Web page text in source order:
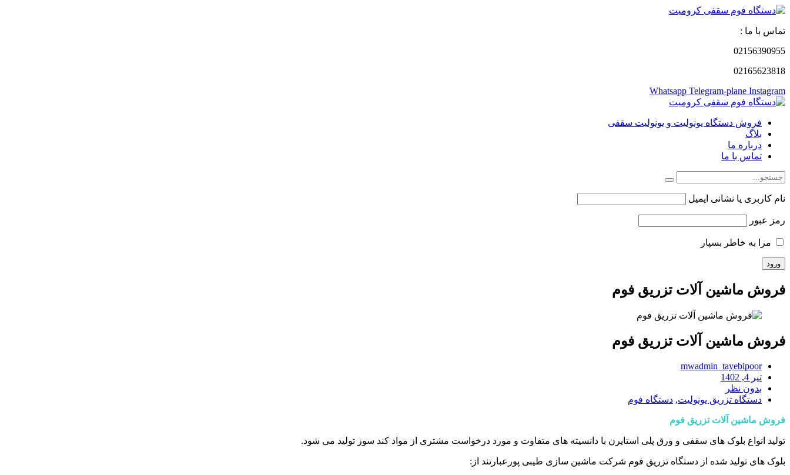
تماس با ما :
02156390955
02165623818
Whatsapp Telegram-plane Instagram
فروش دستگاه یونولیت و یونولیت سقفی
بلاگ
درباره ما
تماس با ما
نام کاربری یا نشانی ایمیل
رمز عبور
مرا به خاطر بسپار
فروش ماشین آلات تزریق فوم
فروش ماشین آلات تزریق فوم
mwadmin_tayebipoor
تیر 4, 1402
بدون نظر
دستگاه تزریق یونولیت, دستگاه فوم
فروش ماشین آلات تزریق فوم
تولید انواع بلوک های سقفی و ورق پلی استایرن با دانسیته های متفاوت و مورد درخواست مشتری از مواد کند سوز تولید می شود.
بلوک های تولید شده از دستگاه تزریق فوم شرکت ماشین سازی طیبی پورعبارتند از: